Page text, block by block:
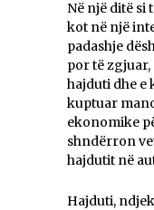
Nё njё ditё si
kot nё njё
padashje
por tё
hajduti dhe e
kuptuar
ekonomike
shndёrron
hajdutit nё
Hajduti,